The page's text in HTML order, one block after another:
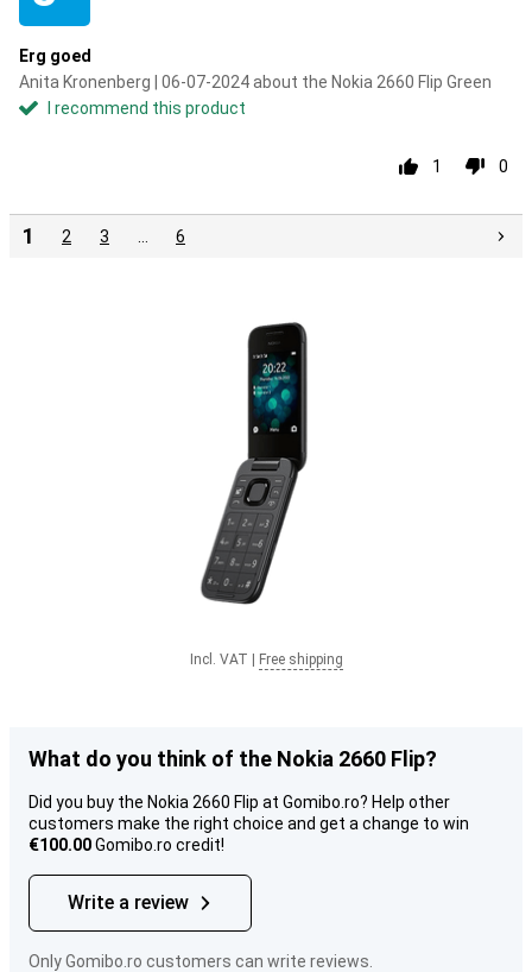
Erg goed
Anita Kronenberg | 06-07-2024 about the Nokia 2660 Flip Green
I recommend this product
1 0
1 2 3 6
Incl. VAT Free shipping
What do you think of the Nokia 2660 Flip?
Did you buy the Nokia 2660 Flip at Gomibo.ro? Help other
customers make the right choice and get a change to win
€100.00Gomibo.ro credit!
Write a review
Only Gomibo.ro customers can write reviews.